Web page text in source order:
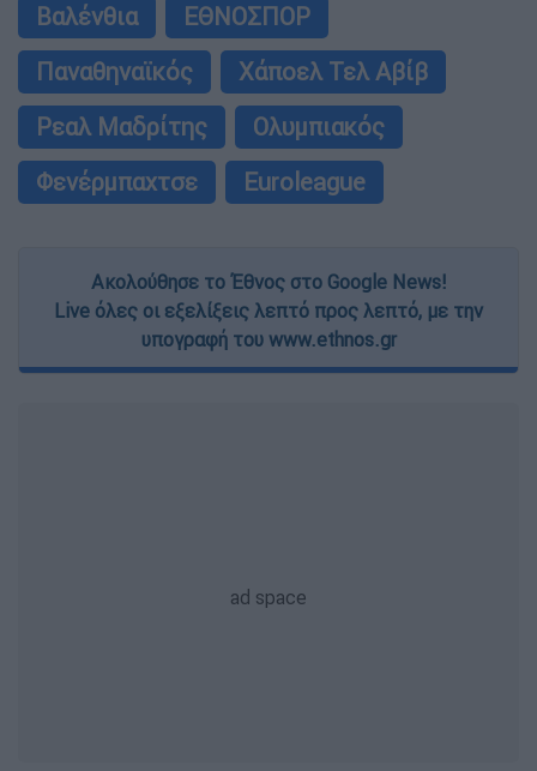
Βαλένθια
ΕΘΝΟΣΠΟΡ
Παναθηναϊκός
Χάποελ Τελ Αβίβ
Ρεαλ Μαδρίτης
Ολυμπιακός
Φενέρμπαχτσε
Euroleague
Ακολούθησε το Έθνος στο Google News!
Live όλες οι εξελίξεις λεπτό προς λεπτό, με την
υπογραφή του www.ethnos.gr